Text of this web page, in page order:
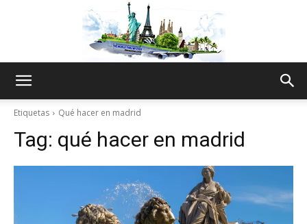
Thru
Etiquetas Qué hacer en madrid
Tag: qué hacer en madrid